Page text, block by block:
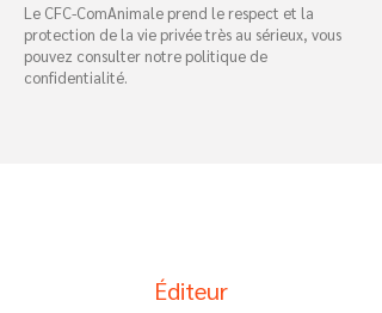
Le CFC-ComAnimale prend le respect et la
protection de la vie privée très au sérieux, vous
pouvez consulter notre politique de
confidentialité.
Éditeur